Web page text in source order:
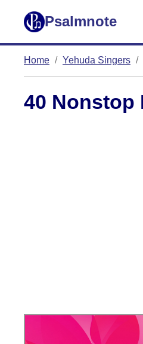
Psalmnote
Home Yehuda Singers
40 Nonstop